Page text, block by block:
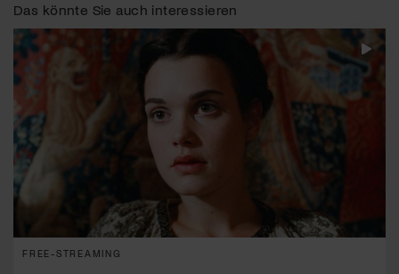
Das könnte Sie auch interessieren
FREE-STREAMING